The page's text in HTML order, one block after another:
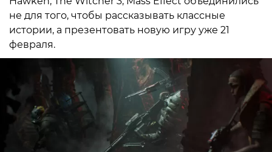
не для того, чтобы рассказывать классные
истории, а презентовать новую игру уже 21
февраля.